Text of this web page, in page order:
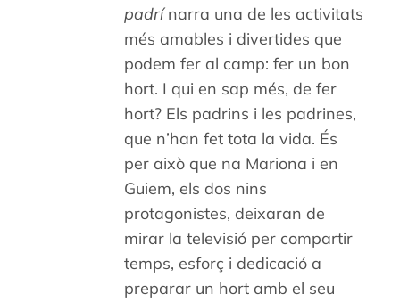
padrínarra una de les activitats
més amables i divertides que
podem fer al camp: fer un bon
hort. I qui en sap més, de fer
hort? Els padrins i les padrines,
que n’han fet tota la vida. És
per això que na Mariona i en
Guiem, els dos nins
protagonistes, deixaran de
mirar la televisió per compartir
temps, esforç i dedicació a
preparar un hort amb el seu